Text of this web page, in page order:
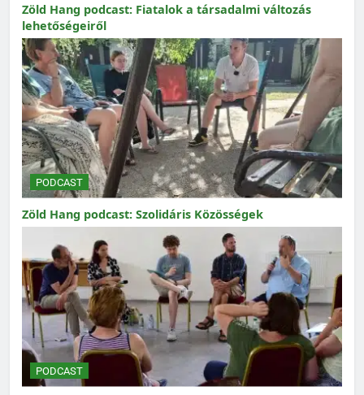
Zöld Hang podcast: Fiatalok a társadalmi változás
lehetőségeiről
PODCAST
Zöld Hang podcast: Szolidáris Közösségek
PODCAST